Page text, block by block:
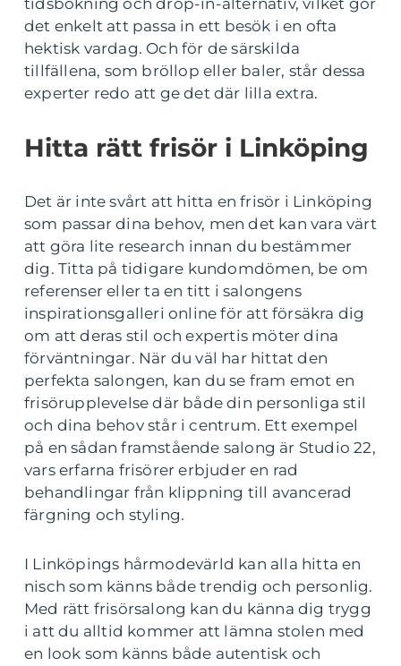
tidsbokning och drop-in-alternativ, vilket gör
det enkelt att passa in ett besök i en ofta
hektisk vardag. Och för de särskilda
tillfällena, som bröllop eller baler, står dessa
experter redo att ge det där lilla extra.
Hitta rätt frisör i Linköping
Det är inte svårt att hitta en frisör i Linköping
som passar dina behov, men det kan vara värt
att göra lite research innan du bestämmer
dig. Titta på tidigare kundomdömen, be om
referenser eller ta en titt i salongens
inspirationsgalleri online för att försäkra dig
om att deras stil och expertis möter dina
förväntningar. När du väl har hittat den
perfekta salongen, kan du se fram emot en
frisörupplevelse där både din personliga stil
och dina behov står i centrum. Ett exempel
på en sådan framstående salong är Studio 22,
vars erfarna frisörer erbjuder en rad
behandlingar från klippning till avancerad
färgning och styling.
I Linköpings hårmodevärld kan alla hitta en
nisch som känns både trendig och personlig.
Med rätt frisörsalong kan du känna dig trygg
i att du alltid kommer att lämna stolen med
en look som känns både autentisk och